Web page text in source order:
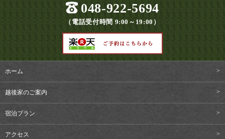
048-922-5694
（電話受付時間 9:00～19:00）
ホーム
越後家のご案内
宿泊プラン
アクセス